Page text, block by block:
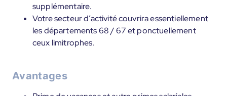
supplémentaire.
Votre secteur d’activité couvrira essentiellement
les départements 68 / 67 et ponctuellement
ceux limitrophes.
Avantages